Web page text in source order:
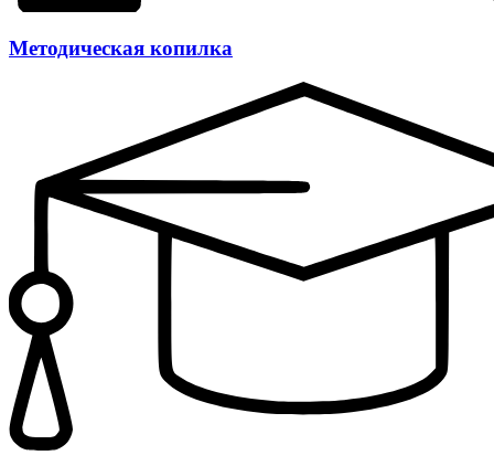
Методическая копилка